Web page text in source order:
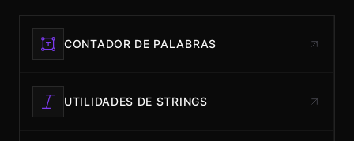
CONTADOR DE PALABRAS
UTILIDADES DE STRINGS